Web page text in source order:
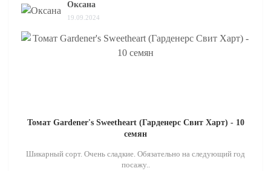
Оксана
19.09.2024
Томат Gardener's Sweetheart (Гарденерс Свит Харт) - 10
семян
Шикарный сорт. Очень сладкие. Обязательно на следующий год
посажу..